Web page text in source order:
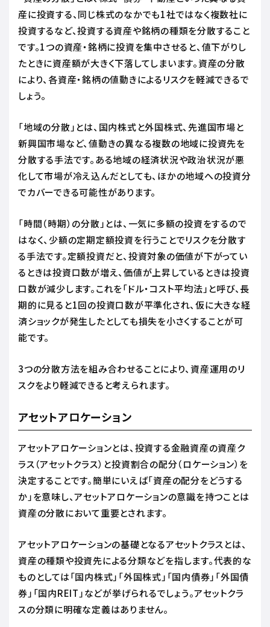
産に投資する、同じ株式のなかでも1社ではなく複数社に
投資するなど、投資する資産や銘柄の種類を分散すること
です。1つの資産・銘柄に投資を集中させると、値下がりし
たときに資産額が大きく下落してしまいます。資産の分散
により、各資産・銘柄の値動きによるリスクを軽減できるで
しょう。
「地域の分散」とは、国内株式と外国株式、先進国市場と
新興国市場など、値動きの異なる複数の地域に投資先を
分散する手法です。ある地域の経済状況や政治状況が悪
化して市場が冷え込んだとしても、ほかの地域への投資分
でカバーできる可能性があります。
「時間（時期）の分散」とは、一気に多額の投資をするので
はなく、少額の定期定額投資を行うことでリスクを分散す
る手法です。定額投資だと、投資対象の価値が下がってい
るときは投資口数が増え、価値が上昇しているときは投資
口数が減少します。これを「ドル・コスト平均法」と呼び、長
期的に見ると1回の投資口数が平準化され、仮に大きな経
済ショックが発生したとしても損失を小さくすることが可
能です。
3つの分散方法を組み合わせることにより、資産運用のリ
スクをより軽減できると考えられます。
アセットアロケーション
アセットアロケーションとは、投資する金融資産の資産ク
ラス（アセットクラス）と投資割合の配分（ロケーション）を
決定することです。簡単にいえば「資産の配分をどうする
か」を意味し、アセットアロケーションの意識を持つことは
資産の分散において重要とされます。
アセットアロケーションの基礎となるアセットクラスとは、
資産の種類や投資先による分類などを指します。代表的な
ものとしては「国内株式」「外国株式」「国内債券」「外国債
券」「国内REIT」などが挙げられるでしょう。アセットクラ
スの分類に明確な定義はありません。